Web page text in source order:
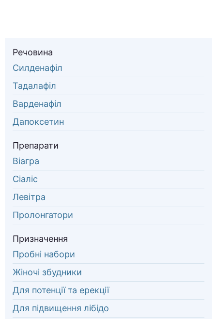
Речовина
Силденафіл
Тадалафіл
Варденафіл
Дапоксетин
Препарати
Віагра
Сіаліс
Левітра
Пролонгатори
Призначення
Пробні набори
Жіночі збудники
Для потенції та ерекції
Для підвищення лібідо